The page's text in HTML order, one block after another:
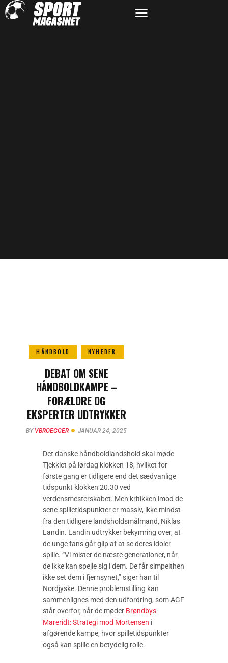
HÅNDBOLD NYHEDER
DEBAT OM SENE
HÅNDBOLDKAMPE –
FORÆLDRE OG
EKSPERTER UDTRYKKER
BEKYMRING
BY VBROEGGER JANUAR 24, 2025
Det danske håndboldlandshold skal møde
Tjekkiet på lørdag klokken 18, hvilket for
første gang er tidligere end det sædvanlige
tidspunkt klokken 20.30 ved
verdensmesterskabet. Men kritikken imod de
sene spilletidspunkter er massiv, ikke mindst
fra den tidligere landsholdsmålmand, Niklas
Landin. Landin udtrykker bekymring over, at
de unge fans går glip af at se deres idoler
spille. “Vi mister de næste generationer, når
de ikke kan spejle sig i dem. De får simpelthen
ikke set dem i fjernsynet,” siger han til
Nordjyske. Denne problemstilling kan
sammenlignes med den udfordring, som AGF
står overfor, når de møder Brøndbys
Mareridt: Strategi mod Mortensen i
afgørende kampe, hvor spilletidspunkter
også kan spille en betydelig rolle.